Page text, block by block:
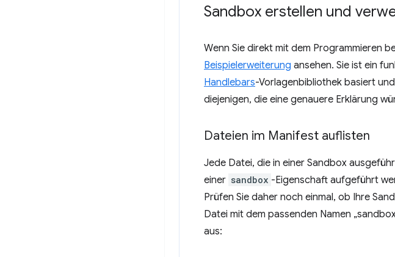
Sandbox erstellen und
Wenn Sie direkt mit dem Programmieren
Beispielerweiterung ansehen. Sie ist ein
Handlebars-Vorlagenbibliothek basiert
diejenigen, die eine genauere Erklärung
Dateien im Manifest auflisten
Jede Datei, die in einer Sandbox
einer sandbox -Eigenschaft aufgeführt
Prüfen Sie daher noch einmal, ob Ihre
Datei mit dem passenden Namen
aus: